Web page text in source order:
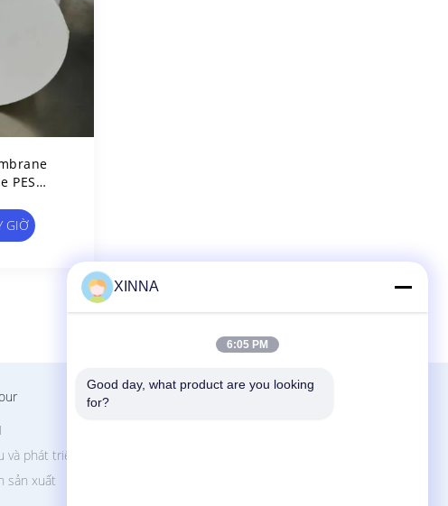
PES
GIỜ
sản xuất
và phát triển
Liên Hệ Với Chúng Tôi
XINNA
6:05 PM
Good day, what product are you looking
for?